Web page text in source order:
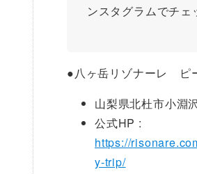
ンスタグラムでチ
●八ヶ岳リゾナーレ ピ
山梨県北杜市小淵
公式HP :
https://
y-trip/